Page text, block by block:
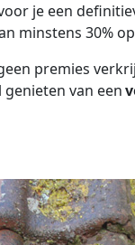
je een
minstens 30%
premies
van een